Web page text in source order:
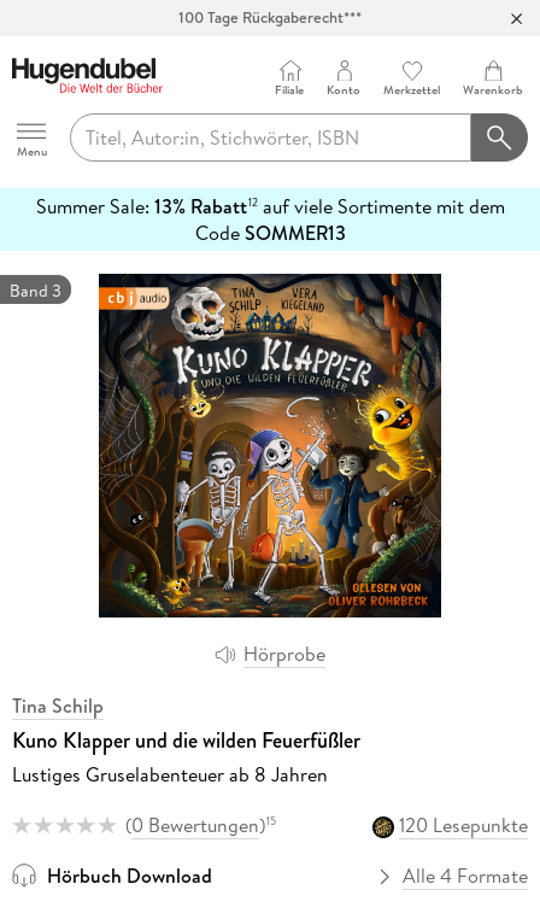
100 Tage Rückgaberecht***
Hugendubel
Menu
Filiale Konto Merkzettel Warenkorb
Summer Sale: 13% Rabatt12auf viele Sortimente mit dem
CodeSOMMER13
erfahren
Hörprobe
Band 3
Tina Schilp
Kuno Klapper und die wilden Feuerfüßler
Lustiges Gruselabenteuer ab 8 Jahren
(0 Bewertungen)15
120 Lesepunkte
Hörbuch Download
Alle 4 Formate